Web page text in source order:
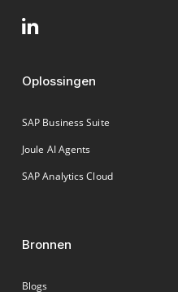
Oplossingen
SAP Business Suite
Joule AI Agents
SAP Analytics Cloud
Bronnen
Blogs